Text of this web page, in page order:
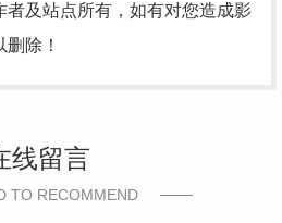
者及站点所有，如有对您造成影
除！
线留言
TO RECOMMEND